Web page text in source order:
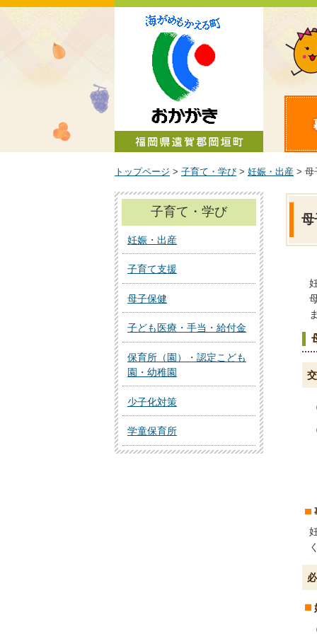
トップページ > 子育て・学び > 妊娠・出産 > 母
母
子育て・学び
妊娠・出産
子育て支援
母子保健
子ども医療・手当・給付金
保育所（園）・認定こども
園・幼稚園
少子化対策
学童保育所